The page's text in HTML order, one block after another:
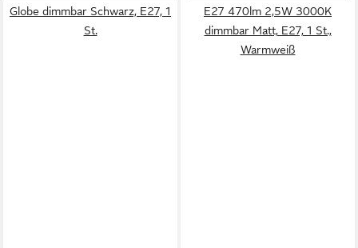
Globe dimmbar Schwarz, E27, 1
St.
E27 470lm 2,5W 3000K
dimmbar Matt, E27, 1 St.,
Warmweiß